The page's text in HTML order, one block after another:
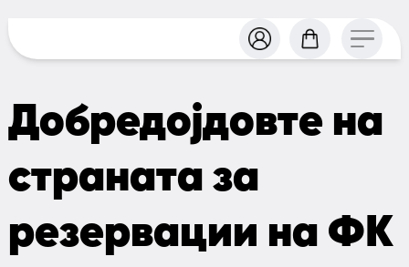
Добредојдовте на
страната за
резервации на ФК